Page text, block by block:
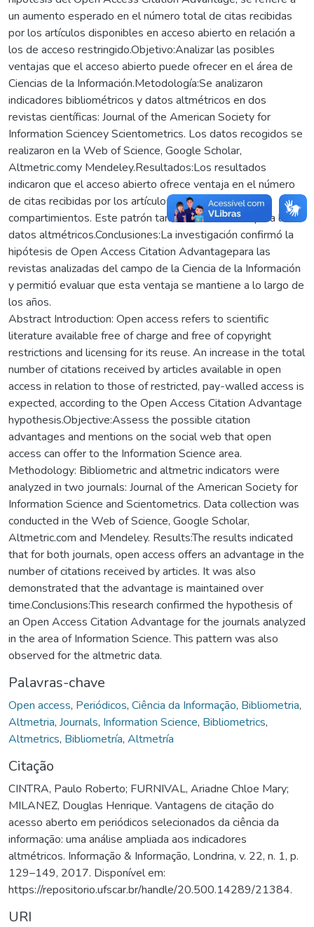
un aumento esperado en el número total de citas recibidas
por los artículos disponibles en acceso abierto en relación a
los de acceso restringido.Objetivo:Analizar las posibles
ventajas que el acceso abierto puede ofrecer en el área de
Ciencias de la Información.Metodología:Se analizaron
indicadores bibliométricos y datos altmétricos en dos
revistas científicas: Journal of the American Society for
Information Sciencey Scientometrics. Los datos recogidos se
realizaron en la Web of Science, Google Scholar,
Altmetric.comy Mendeley.Resultados:Los resultados
indicaron que el acceso abierto ofrece ventaja en el número
de citas recibidas por los artículos en ambos
compartimientos. Este patrón también se observó para los
datos altmétricos.Conclusiones:La investigación confirmó la
hipótesis de Open Access Citation Advantagepara las
revistas analizadas del campo de la Ciencia de la Información
y permitió evaluar que esta ventaja se mantiene a lo largo de
los años.
Abstract Introduction: Open access refers to scientific
literature available free of charge and free of copyright
restrictions and licensing for its reuse. An increase in the total
number of citations received by articles available in open
access in relation to those of restricted, pay-walled access is
expected, according to the Open Access Citation Advantage
hypothesis.Objective:Assess the possible citation
advantages and mentions on the social web that open
access can offer to the Information Science area.
Methodology: Bibliometric and altmetric indicators were
analyzed in two journals: Journal of the American Society for
Information Science and Scientometrics. Data collection was
conducted in the Web of Science, Google Scholar,
Altmetric.com and Mendeley. Results:The results indicated
that for both journals, open access offers an advantage in the
number of citations received by articles. It was also
demonstrated that the advantage is maintained over
time.Conclusions:This research confirmed the hypothesis of
an Open Access Citation Advantage for the journals analyzed
in the area of Information Science. This pattern was also
observed for the altmetric data.
Palavras-chave
Open access, Periódicos, Ciência da Informação, Bibliometria,
Altmetria, Journals, Information Science, Bibliometrics,
Altmetrics, Bibliometría, Altmetría
Citação
CINTRA, Paulo Roberto; FURNIVAL, Ariadne Chloe Mary;
MILANEZ, Douglas Henrique. Vantagens de citação do
acesso aberto em periódicos selecionados da ciência da
informação: uma análise ampliada aos indicadores
altmétricos. Informação & Informação, Londrina, v. 22, n. 1, p.
129–149, 2017. Disponível em:
https://repositorio.ufscar.br/handle/20.500.14289/21384.
URI